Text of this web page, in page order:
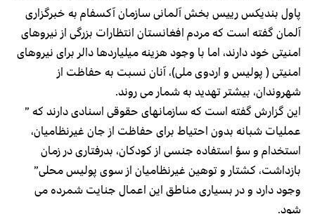
پاول بندیکس رییس بخش آلمانی سازمان آکسفام به خبرگزاری
آلمان گفته است که مردم افغانستان انتظارات بزرگی از نیروهای
امنیتی خود دارند، اما با وجود هزینه میلیاردها دالر برای نیروهای
امنیتی ( پولیس و اردوی ملی)، آنان نسبت به حفاظت از
شهروندان، بیشتر تهدید به شمار می روند.
این گزارش گفته است که سازمانهای حقوقی اسنادی دارند که ”
عملیات شبانه بدون احتیاط برای حفاظت از جان غیرنظامیان،
استخدام و سؤ استفاده جنسی از کودکان، بدرفتاری در زمان
بازداشت، کشتار و توهین غیرنظامیان از سوی پولیس محلی”
وجود دارد و در بسیاری مناطق این اعمال جنایت شمرده می
شود.